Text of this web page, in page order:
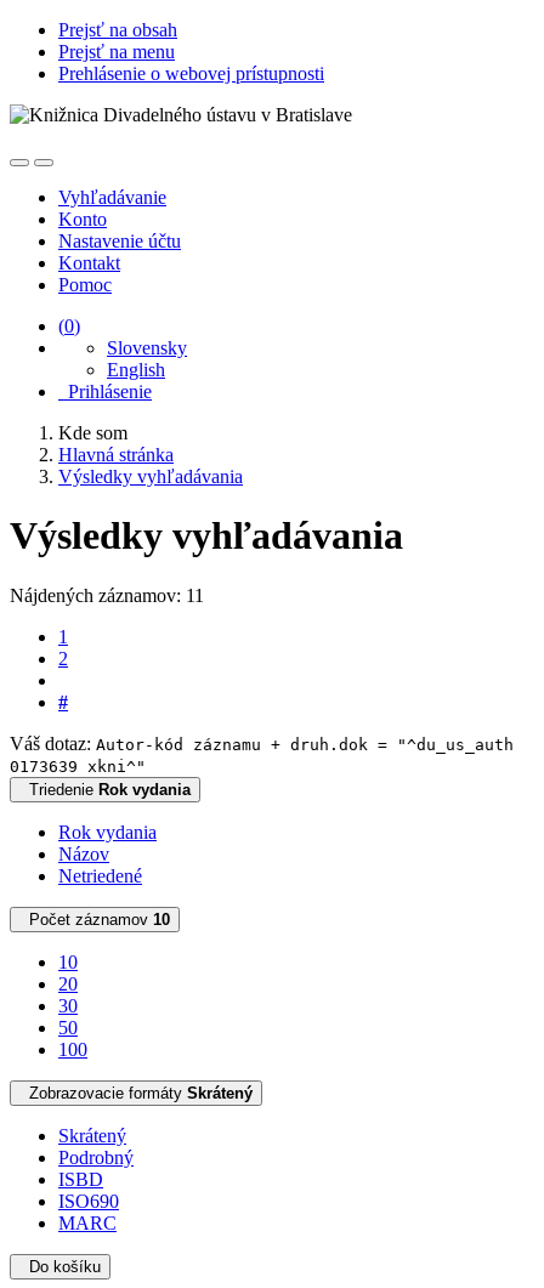
Prejsť na obsah
Prejsť na menu
Prehlásenie o webovej prístupnosti
Vyhľadávanie
Konto
Nastavenie účtu
Kontakt
Pomoc
(0)
Slovensky
English
Prihlásenie
Kde som
Hlavná stránka
Výsledky vyhľadávania
Výsledky vyhľadávania
Nájdených záznamov: 11
1
2
#
Váš dotaz: Autor-kód záznamu + druh.dok = "^du_us_auth
0173639 xkni^"
Triedenie Rok vydania
Rok vydania
Názov
Netriedené
Počet záznamov 10
10
20
30
50
100
Zobrazovacie formáty Skrátený
Skrátený
Podrobný
ISBD
ISO690
MARC
Do košíku